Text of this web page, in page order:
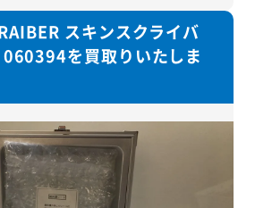
スキンスクライバ
を買取りいたしま